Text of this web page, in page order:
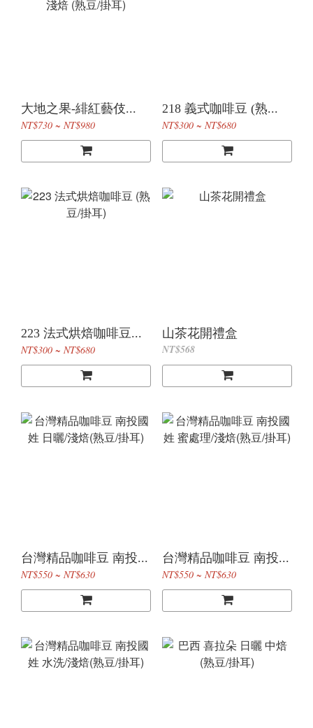
大地之果-緋紅藝伎...
NT$730 ~ NT$980
218 義式咖啡豆 (熟...
NT$300 ~ NT$680
223 法式烘焙咖啡豆...
NT$300 ~ NT$680
山茶花開禮盒
NT$568
台灣精品咖啡豆 南投...
NT$550 ~ NT$630
台灣精品咖啡豆 南投...
NT$550 ~ NT$630